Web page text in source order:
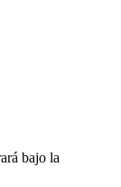
bajo la